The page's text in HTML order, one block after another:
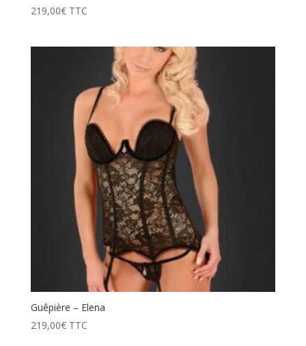
219,00€ TTC
Guêpière – Elena
219,00€ TTC